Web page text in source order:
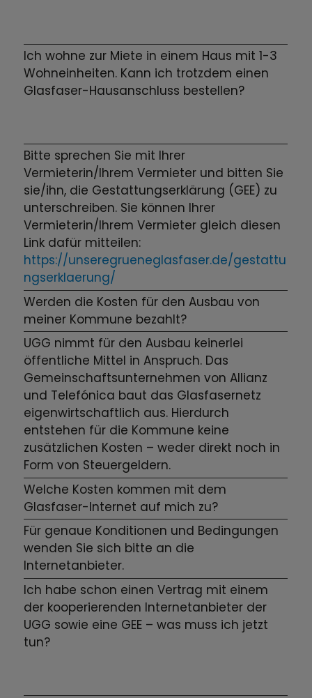
Ich wohne zur Miete in einem Haus mit 1-3
Wohneinheiten. Kann ich trotzdem einen
Glasfaser-Hausanschluss bestellen?
Bitte sprechen Sie mit Ihrer
Vermieterin/Ihrem Vermieter und bitten Sie
sie/ihn, die Gestattungserklärung (GEE) zu
unterschreiben. Sie können Ihrer
Vermieterin/Ihrem Vermieter gleich diesen
Link dafür mitteilen:
https://unseregrueneglasfaser.de/gestattu
ngserklaerung/
Werden die Kosten für den Ausbau von
meiner Kommune bezahlt?
UGG nimmt für den Ausbau keinerlei
öffentliche Mittel in Anspruch. Das
Gemeinschaftsunternehmen von Allianz
und Telefónica baut das Glasfasernetz
eigenwirtschaftlich aus. Hierdurch
entstehen für die Kommune keine
zusätzlichen Kosten – weder direkt noch in
Form von Steuergeldern.
Welche Kosten kommen mit dem
Glasfaser-Internet auf mich zu?
Für genaue Konditionen und Bedingungen
wenden Sie sich bitte an die
Internetanbieter.
Ich habe schon einen Vertrag mit einem
der kooperierenden Internetanbieter der
UGG sowie eine GEE – was muss ich jetzt
tun?